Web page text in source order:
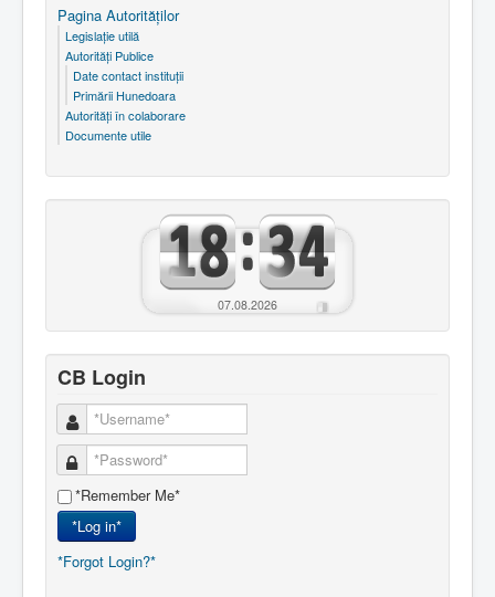
Pagina Autorităţilor
Legislaţie utilă
Autorităţi Publice
Date contact instituţii
Primării Hunedoara
Autorităţi în colaborare
Documente utile
07.08.2026
CB Login
*Remember Me*
*Log in*
*Forgot Login?*